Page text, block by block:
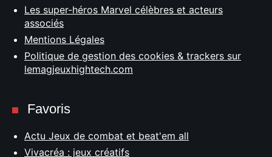
Les super-héros Marvel célèbres et acteurs
associés
Mentions Légales
Politique de gestion des cookies & trackers sur
lemagjeuxhightech.com
Favoris
Actu Jeux de combat et beat'em all
Vivacréa : jeux créatifs